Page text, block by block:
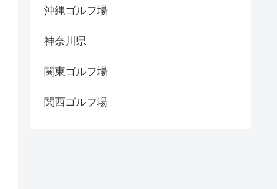
沖縄ゴルフ場
神奈川県
関東ゴルフ場
関西ゴルフ場